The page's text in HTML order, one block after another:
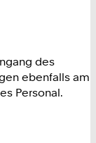
des
ebenfalls am
Personal.